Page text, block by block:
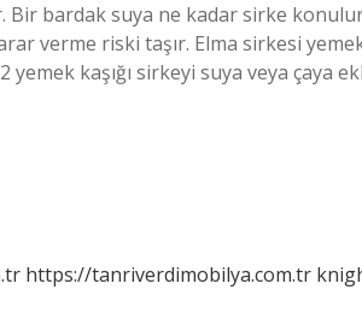
Bir bardak suya ne kadar sirke
verme riski taşır. Elma sirkesi
kaşığı sirkeyi suya veya çaya
https://tanriverdimobilya.com.tr